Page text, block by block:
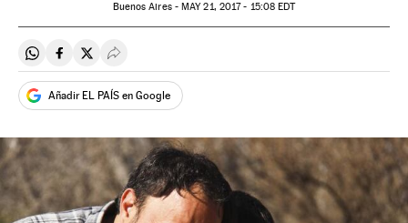
Buenos Aires -MAY21, 2017 - 15:08 EDT
Compartir en Whatsapp
Compartir en Facebook
Compartir en Twitter
Desplegar Redes Sociales
Añadir EL PAÍS en Google